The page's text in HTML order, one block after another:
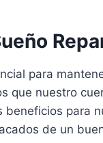
para
que nuestro
beneficios para
de un